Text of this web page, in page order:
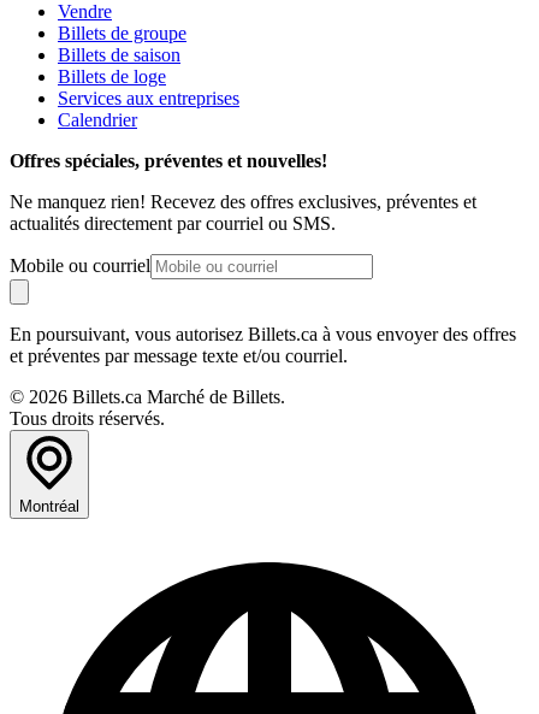
Vendre
Billets de groupe
Billets de saison
Billets de loge
Services aux entreprises
Calendrier
Offres spéciales, préventes et nouvelles!
Ne manquez rien! Recevez des offres exclusives, préventes et
actualités directement par courriel ou SMS.
Mobile ou courriel
En poursuivant, vous autorisez Billets.ca à vous envoyer des offres
et préventes par message texte et/ou courriel.
© 2026 Billets.ca Marché de Billets.
Tous droits réservés.
Montréal